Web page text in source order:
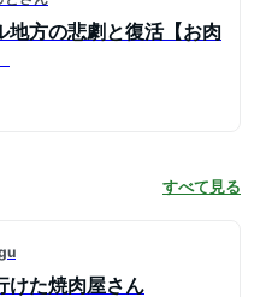
地方の悲劇と復活【お肉
すべて見る
けた焼肉屋さん